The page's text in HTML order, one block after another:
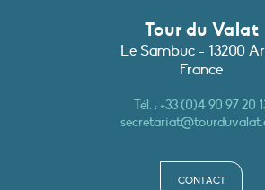
Tour du Valat
Le Sambuc - 13200
France
Tél. :+33 (0)4 90 97 20
CONTACT